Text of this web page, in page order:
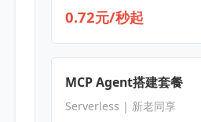
0.72元/秒起
MCP Agent搭建套餐
Serverless | 新老同享